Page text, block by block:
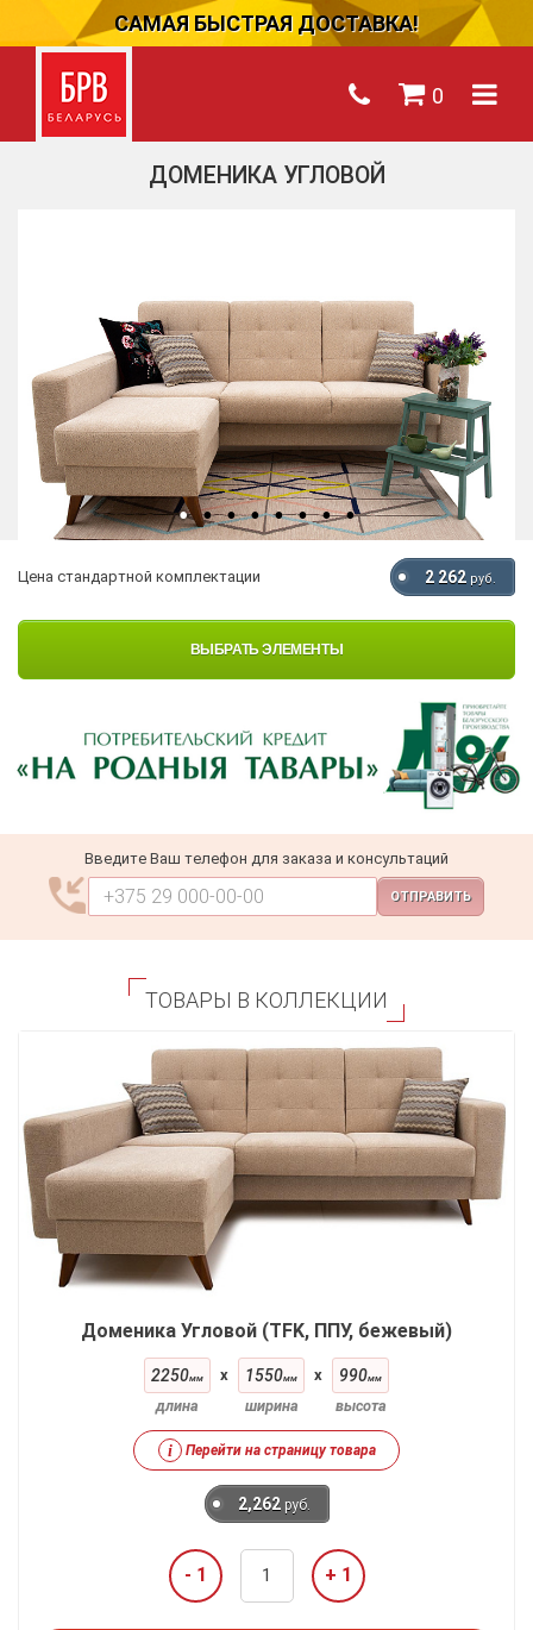
САМАЯ БЫСТРАЯ ДОСТАВКА!
0
ДОМЕНИКА УГЛОВОЙ
Цена стандартной комплектации 2 262 руб.
ВЫБРАТЬ ЭЛЕМЕНТЫ
Введите Ваш телефон для заказа и консультаций
ОТПРАВИТЬ
ТОВАРЫ В КОЛЛЕКЦИИ
Доменика Угловой (TFK, ППУ, бежевый)
2250мм
длина
x 1550мм
ширина
x 990мм
высота
i Перейти на страницу товара
2,262 руб.
- 1 + 1